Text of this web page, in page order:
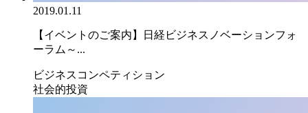
2019.01.11
【イベントのご案内】日経ビジネスノベーションフォ
ーラム～...
ビジネスコンペティション
社会的投資